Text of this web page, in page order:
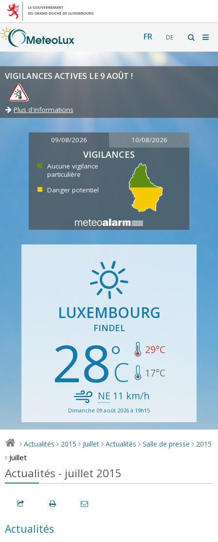
FR DE
VIGILANCES ACTIVES LE 9 AOÛT !
Plus d'informations
09/08/2026 10/08/2026
VIGILANCES
Aucune vigilance
particulière
Danger potentiel
LUXEMBOURG
FINDEL
28 29°C
17°C
NE 11 km/h
Dimanche 09 août 2026 à 19h15
> Actualités > 2015 > Juillet > Actualités > Salle de presse > 2015
> Juillet
Actualités - juillet 2015
Actualités